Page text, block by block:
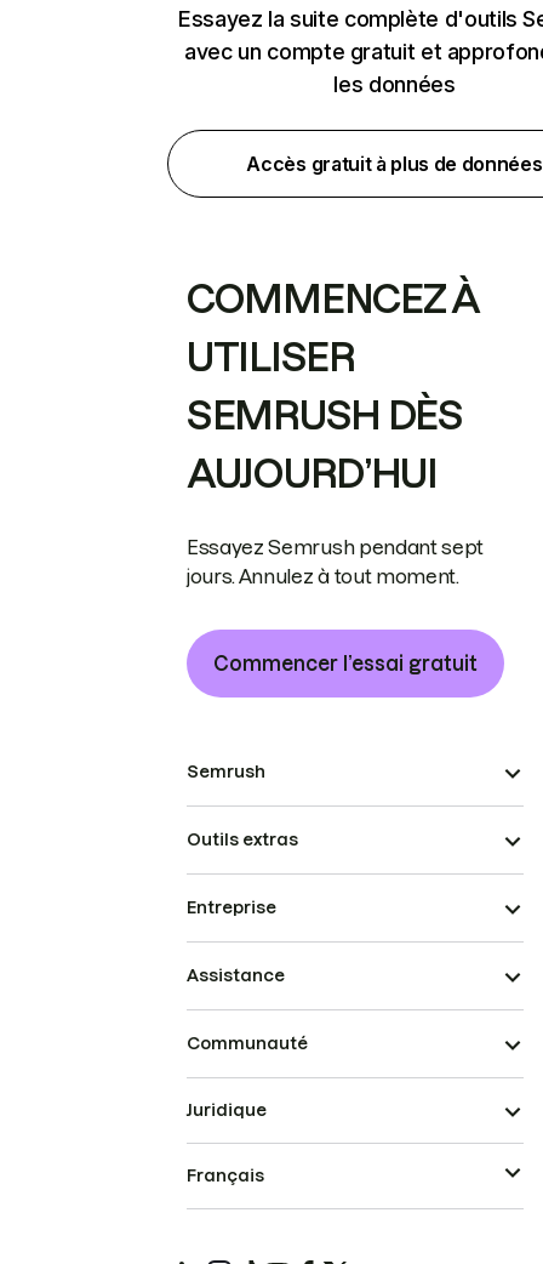
Essayez la suite complète d'outils
avec un compte gratuit et
les données
Accès gratuit à plus de données
COMMENCEZ À
UTILISER
SEMRUSH DÈS
AUJOURD’HUI
Essayez Semrush pendant sept
jours. Annulez à tout moment.
Commencer l’essai gratuit
Semrush
Outils extras
Entreprise
Assistance
Communauté
Juridique
Français